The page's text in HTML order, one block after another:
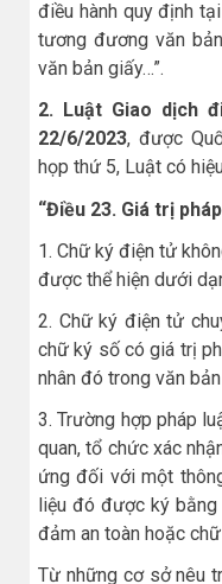
điều hành quy định
tương đương văn
văn bản giấy…”.
2. Luật Giao dịch
22/6/2023, được
họp thứ 5, Luật có
“Điều 23. Giá trị
1. Chữ ký điện tử
được thể hiện dưới
2. Chữ ký điện tử
chữ ký số có giá trị
nhân đó trong văn
3. Trường hợp pháp
quan, tổ chức xác
ứng đối với một
liệu đó được ký
đảm an toàn hoặc
Từ những cơ sở nêu